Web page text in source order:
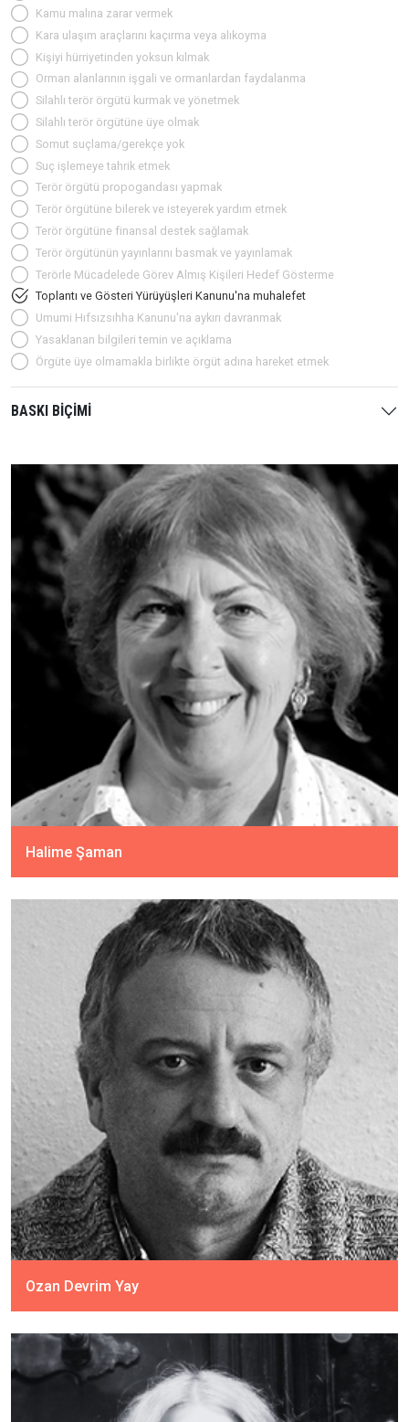
Kamu malına zarar vermek
Kara ulaşım araçlarını kaçırma veya alıkoyma
Kişiyi hürriyetinden yoksun kılmak
Orman alanlarının işgali ve ormanlardan faydalanma
Silahlı terör örgütü kurmak ve yönetmek
Silahlı terör örgütüne üye olmak
Somut suçlama/gerekçe yok
Suç işlemeye tahrik etmek
Terör örgütü propogandası yapmak
Terör örgütüne bilerek ve isteyerek yardım etmek
Terör örgütüne finansal destek sağlamak
Terör örgütünün yayınlarını basmak ve yayınlamak
Terörle Mücadelede Görev Almış Kişileri Hedef Gösterme
Toplantı ve Gösteri Yürüyüşleri Kanunu'na muhalefet
Umumi Hıfsızsıhha Kanunu'na aykırı davranmak
Yasaklanan bilgileri temin ve açıklama
Örgüte üye olmamakla birlikte örgüt adına hareket etmek
BASKI BİÇİMİ
Halime Şaman
Ozan Devrim Yay